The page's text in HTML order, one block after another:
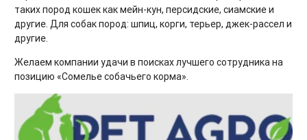
таких пород кошек как мейн-кун, персидские, сиамские и
другие. Для собак пород: шпиц, корги, терьер, джек-рассел и
другие.
Желаем компании удачи в поисках лучшего сотрудника на
позицию «Сомелье собачьего корма».